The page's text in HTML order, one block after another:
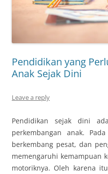
Pendidikan yang
Anak Sejak Dini
Leave a reply
Pendidikan sejak dini
perkembangan anak.
berkembang pesat, dan
memengaruhi kemampuan
motoriknya. Oleh karena